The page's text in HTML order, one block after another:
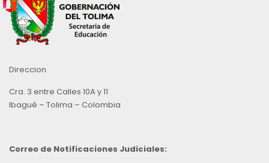
Direccion
Cra. 3 entre Calles 10A y 11
Ibagué – Tolima – Colombia
Correo de Notificaciones Judiciales: